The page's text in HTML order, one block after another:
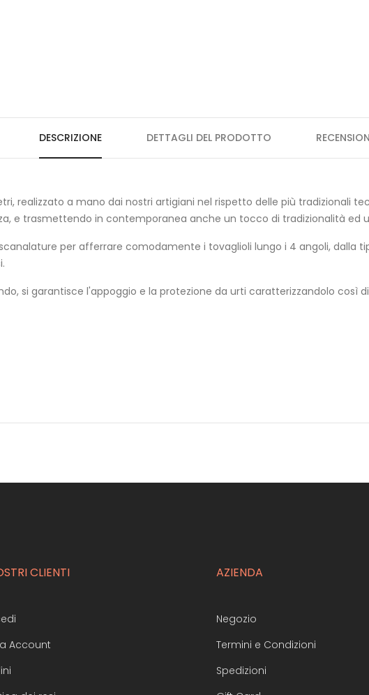
DESCRIZIONE DETTAGLI DEL PRODOTTO
realizzato a mano dai nostri artigiani nel rispetto delle più tradizionali
e trasmettendo in contemporanea anche un tocco di tradizionalità ed
per afferrare comodamente i tovaglioli lungo i 4 angoli, dalla
si garantisce l'appoggio e la protezione da urti caratterizzandolo così
CLIENTI
Account
AZIENDA
Negozio
Termini e Condizioni
Spedizioni